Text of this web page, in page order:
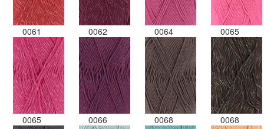
0061 0062 0064 0065
0065 0066 0068 0068